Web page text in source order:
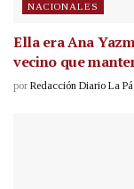
NACIONALES
Ella era Ana
vecino que
por Redacción Diario La